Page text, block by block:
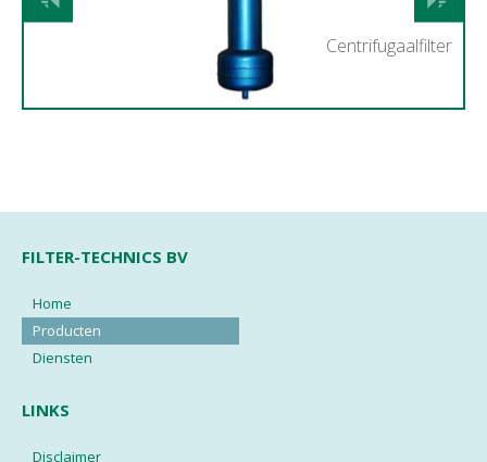
Centrifugaalfilter
FILTER-TECHNICS BV
Home
Producten
Diensten
LINKS
Disclaimer